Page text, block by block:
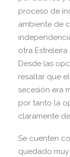
proceso de
ambiente de
otra
Desde las
resaltar que
secesión era
por tanto la
claramente
Se cuenten
quedado